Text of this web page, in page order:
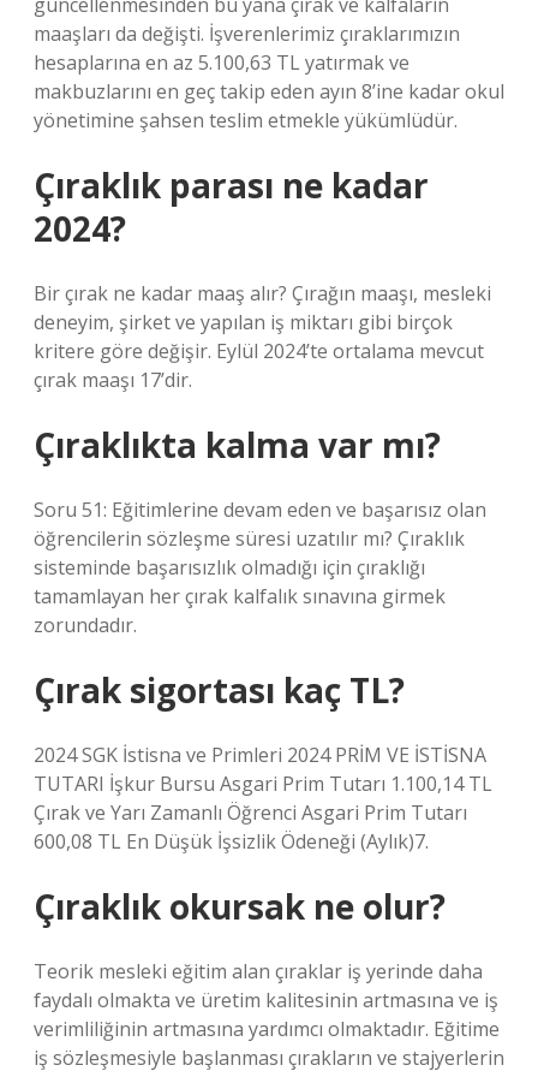
maaşları da değişti. İşverenlerimiz çıraklarımızın
hesaplarına en az 5.100,63 TL yatırmak ve
makbuzlarını en geç takip eden ayın 8’ine kadar okul
yönetimine şahsen teslim etmekle yükümlüdür.
Çıraklık parası ne kadar
2024?
Bir çırak ne kadar maaş alır? Çırağın maaşı, mesleki
deneyim, şirket ve yapılan iş miktarı gibi birçok
kritere göre değişir. Eylül 2024’te ortalama mevcut
çırak maaşı 17’dir.
Çıraklıkta kalma var mı?
Soru 51: Eğitimlerine devam eden ve başarısız olan
öğrencilerin sözleşme süresi uzatılır mı? Çıraklık
sisteminde başarısızlık olmadığı için çıraklığı
tamamlayan her çırak kalfalık sınavına girmek
zorundadır.
Çırak sigortası kaç TL?
2024 SGK İstisna ve Primleri 2024 PRİM VE İSTİSNA
TUTARI İşkur Bursu Asgari Prim Tutarı 1.100,14 TL
Çırak ve Yarı Zamanlı Öğrenci Asgari Prim Tutarı
600,08 TL En Düşük İşsizlik Ödeneği (Aylık)7.
Çıraklık okursak ne olur?
Teorik mesleki eğitim alan çıraklar iş yerinde daha
faydalı olmakta ve üretim kalitesinin artmasına ve iş
verimliliğinin artmasına yardımcı olmaktadır. Eğitime
iş sözleşmesiyle başlanması çırakların ve stajyerlerin